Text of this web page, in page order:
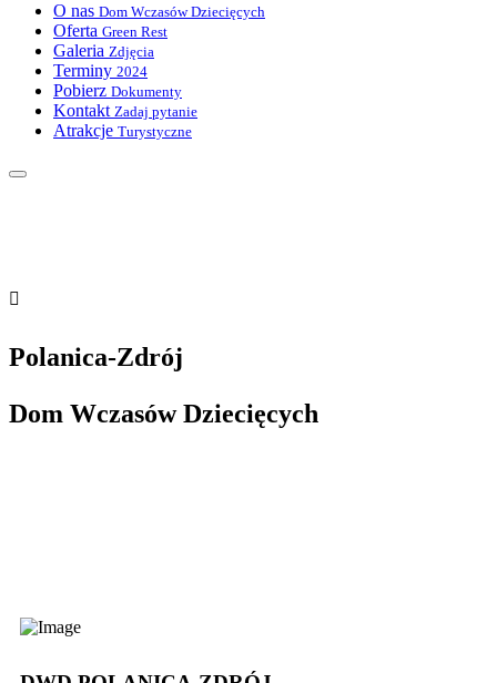
O nas Dom Wczasów Dziecięcych
Oferta Green Rest
Galeria Zdjęcia
Terminy 2024
Pobierz Dokumenty
Kontakt Zadaj pytanie
Atrakcje Turystyczne
Polanica-Zdrój
Dom Wczasów Dziecięcych